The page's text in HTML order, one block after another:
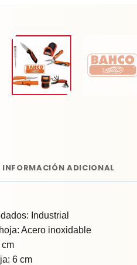
INFORMACIÓN ADICIONAL
Industrial
Acero inoxidable
cm
6 cm